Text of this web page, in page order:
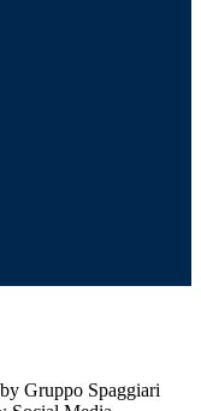
Gruppo Spaggiari